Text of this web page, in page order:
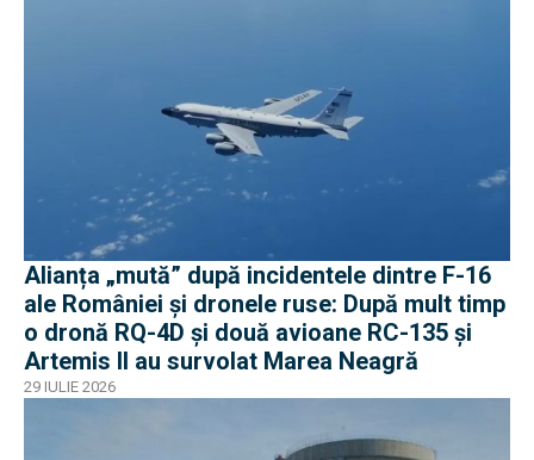
Alianța „mută” după incidentele dintre F-16
ale României și dronele ruse: După mult timp
o dronă RQ-4D și două avioane RC-135 și
Artemis II au survolat Marea Neagră
29 IULIE 2026